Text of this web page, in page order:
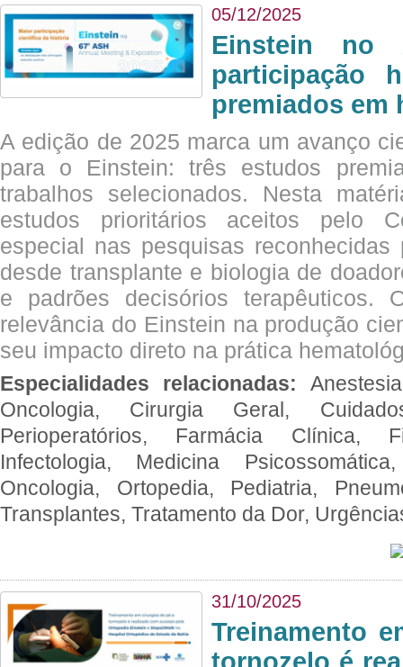
05/12/2025
Einstein no
participação
premiados em
A edição de 2025 marca um avanço
para o Einstein: três estudos
trabalhos selecionados. Nesta
estudos prioritários aceitos pelo
especial nas pesquisas
desde transplante e biologia de
e padrões decisórios terapêuticos.
relevância do Einstein na produção
seu impacto direto na prática
Especialidades relacionadas:
Oncologia, Cirurgia Geral,
Perioperatórios, Farmácia Clínica,
Infectologia, Medicina
Oncologia, Ortopedia, Pediatria,
Transplantes, Tratamento da Dor,
31/10/2025
Treinamento